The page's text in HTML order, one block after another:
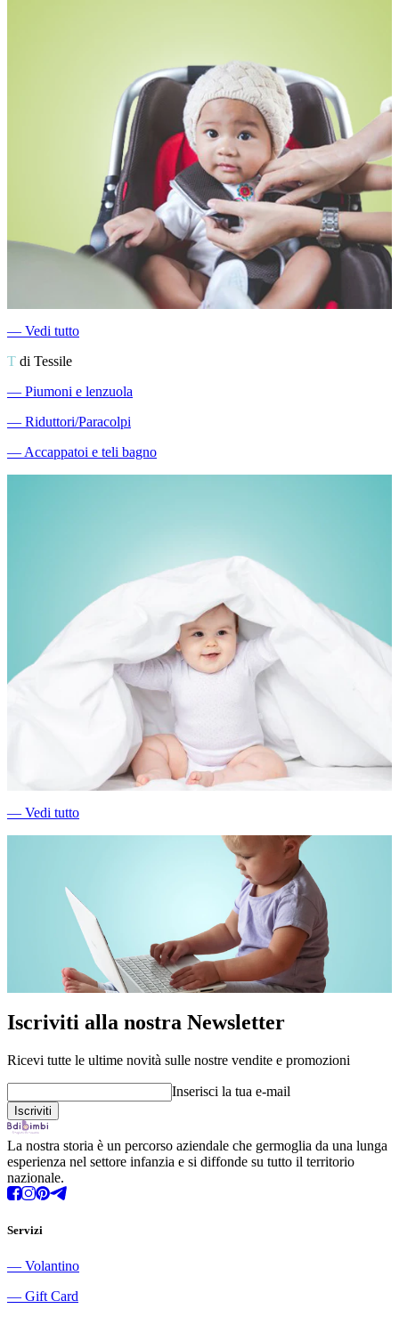
― Vedi tutto
T di Tessile
― Piumoni e lenzuola
― Riduttori/Paracolpi
―Accappatoi e teli bagno
― Vedi tutto
Iscriviti alla nostra Newsletter
Ricevi tutte le ultime novità sulle nostre vendite e promozioni
Inserisci la tua e-mail
La nostra storia è un percorso aziendale che germoglia da una lunga
esperienza nel settore infanzia e si diffonde su tutto il territorio
nazionale.
Servizi
― Volantino
― Gift Card